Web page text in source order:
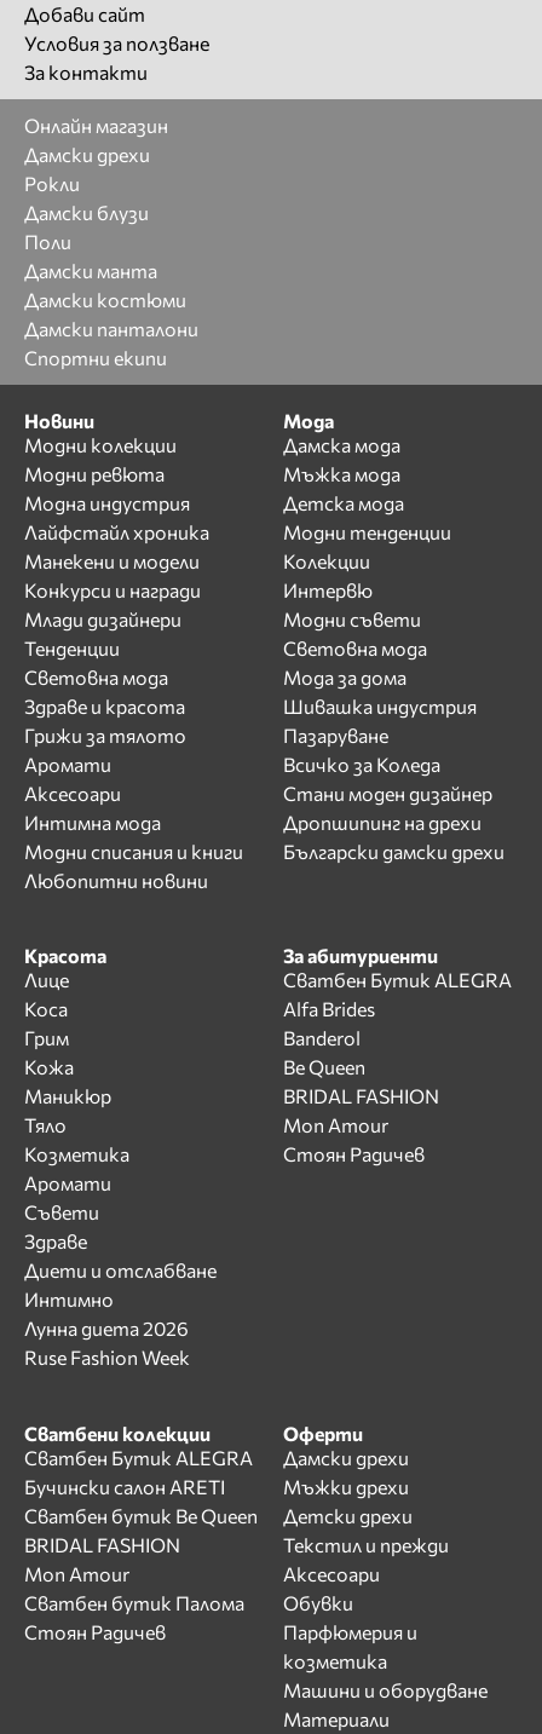
Добави сайт
Условия за ползване
За контакти
Онлайн магазин
Дамски дрехи
Рокли
Дамски блузи
Поли
Дамски манта
Дамски костюми
Дамски панталони
Спортни екипи
Новини
Модни колекции
Модни ревюта
Модна индустрия
Лайфстайл хроника
Манекени и модели
Конкурси и награди
Млади дизайнери
Тенденции
Световна мода
Здраве и красота
Грижи за тялото
Аромати
Аксесоари
Интимна мода
Модни списания и книги
Любопитни новини
Мода
Дамска мода
Мъжка мода
Детска мода
Модни тенденции
Колекции
Интервю
Модни съвети
Световна мода
Мода за дома
Шивашка индустрия
Пазаруване
Всичко за Коледа
Стани моден дизайнер
Дропшипинг на дрехи
Български дамски дрехи
Красота
Лице
Коса
Грим
Кожа
Маникюр
Тяло
Козметика
Аромати
Съвети
Здраве
Диети и отслабване
Интимно
Лунна диета 2026
Ruse Fashion Week
За абитуриенти
Сватбен Бутик ALEGRA
Alfa Brides
Banderol
Be Queen
BRIDAL FASHION
Mon Amour
Стоян Радичев
Сватбени колекции
Сватбен Бутик ALEGRA
Бучински салон ARETI
Сватбен бутик Be Queen
BRIDAL FASHION
Mon Amour
Сватбен бутик Палома
Стоян Радичев
Оферти
Дамски дрехи
Мъжки дрехи
Детски дрехи
Текстил и прежди
Аксесоари
Обувки
Парфюмерия и
козметика
Машини и оборудване
Материали